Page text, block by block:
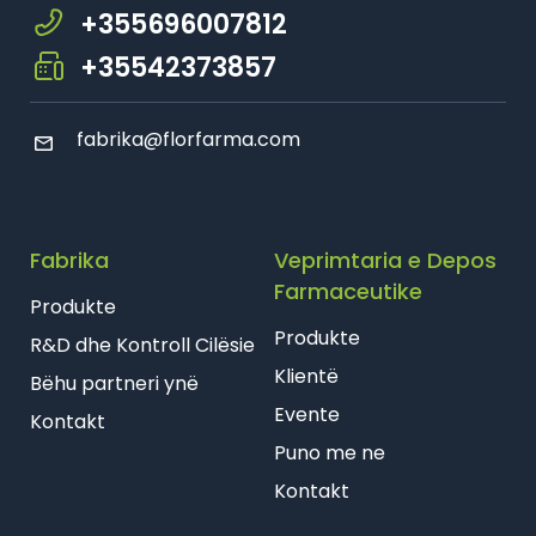
Farmaci Saidor, Tiranë
Farmaci Florifarma, Tiranë
Farmaci Agimi, Tiranë
Farmaci Spahiu, Tiranë
Farmaci Vera, Tiranë
+355696007812
+35542373857
fabrika@florfarma.com
Fabrika
Produkte
R&D dhe Kontroll Cilësie
Bëhu partneri ynë
Kontakt
Veprimtaria e Depos
Farmaceutike
Produkte
Klientë
Evente
Puno me ne
Kontakt